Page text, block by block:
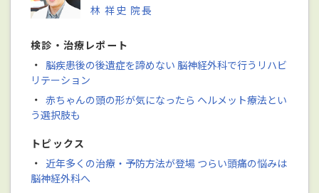
林 祥史 院長
検診・治療レポート
・ 脳疾患後の後遺症を諦めない 脳神経外科で行うリハビ
リテーション
・ 赤ちゃんの頭の形が気になったら ヘルメット療法とい
う選択肢も
トピックス
・ 近年多くの治療・予防方法が登場 つらい頭痛の悩みは
脳神経外科へ